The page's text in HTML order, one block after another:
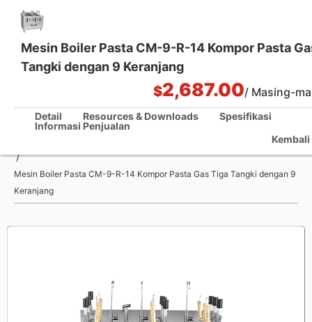
Solusi Dapur Satu Pintu
/
Mesin Boiler Pasta CM-9-R-14 Kompor Pasta Gas Tiga Tangki dengan 9
Keranjang
Mesin Boiler Pasta CM-9-R-14 Kompor Pasta
Tangki dengan 9 Keranjang
$2,687.00/ Masing-
Detail Resources & Downloads
Spesifikasi
Informasi Penjualan